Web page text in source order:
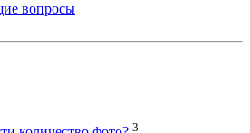
вопросы
3